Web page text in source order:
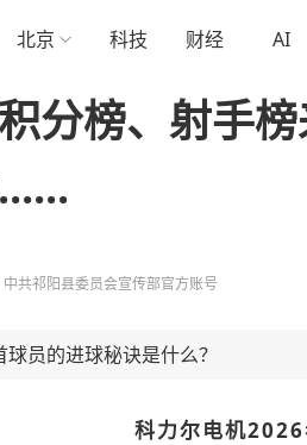
北京 科技 财经 AI
分榜、射手
中共祁阳县委员会宣传部官方账号
员的进球秘诀是什么？
科力尔电机2026